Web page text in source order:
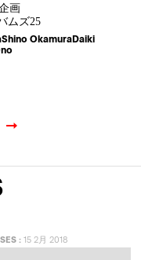
画
ムズ25
OkamuraDaiki
:15 2月 2018